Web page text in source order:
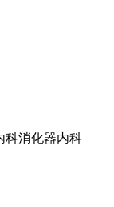
科消化器内科